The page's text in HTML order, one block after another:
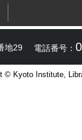
地29 電話番号：
© Kyoto Institute,